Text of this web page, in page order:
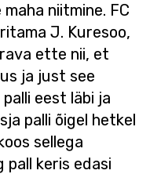
niitmine. FC
J. Kuresoo,
ette nii, et
ja just see
eest läbi ja
palli õigel hetkel
sellega
keris edasi